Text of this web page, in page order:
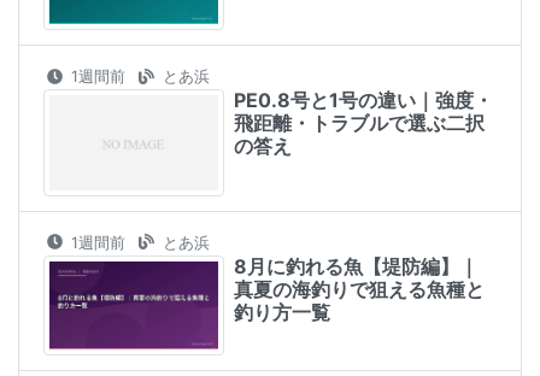
1週間前 とあ浜
PE0.8号と1号の違い｜強度・
飛距離・トラブルで選ぶ二択
の答え
1週間前 とあ浜
8月に釣れる魚【堤防編】｜
真夏の海釣りで狙える魚種と
釣り方一覧